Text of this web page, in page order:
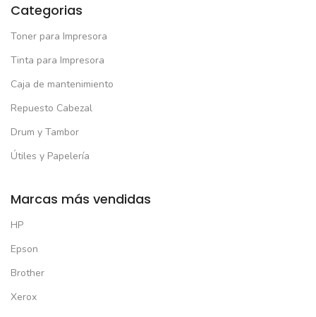
Categorias
Toner para Impresora
Tinta para Impresora
Caja de mantenimiento
Repuesto Cabezal
Drum y Tambor
Útiles y Papelería
Marcas más vendidas
HP
Epson
Brother
Xerox